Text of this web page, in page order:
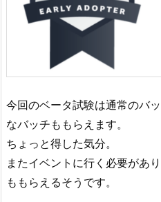
今回のベータ試験は通常のバ
なバッチももらえます。
ちょっと得した気分。
またイベントに行く必要があり
ももらえるそうです。